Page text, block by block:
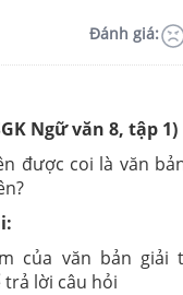
Đánh giá:
Ngữ văn 8, tập 1)
được coi là văn
của văn bản giải
lời câu hỏi